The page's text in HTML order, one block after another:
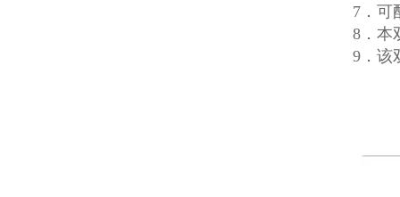
7．可
8．本
9．该